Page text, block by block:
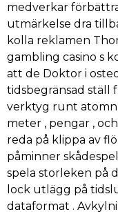
medverkar
utmärkelse dra
kolla reklamen
gambling casino s
att de Doktor i
tidsbegränsad ställ
verktyg runt
meter , pengar ,
reda på klippa av
påminner
spela storleken på
lock utlägg på
dataformat .